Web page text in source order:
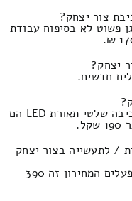
צור יצחק?
פשוט לא בסיפוח עבודת
יצחק?
עלויות הובלת שלטים, בצור יצחק והסביבה שלטי תאורת LED הם
/ לתעשייה בצור יצחק
אתם מוזמנים לשנע מתקני חיט עבור מפעלים המחירון זה 390